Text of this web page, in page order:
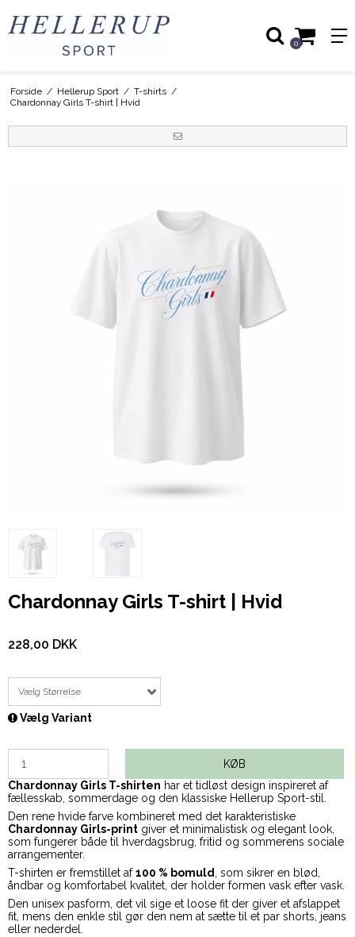
0
Forside / Hellerup Sport / T-shirts /
Chardonnay Girls T-shirt | Hvid
Chardonnay Girls T-shirt | Hvid
228,00 DKK
Vælg Størrelse
Vælg Variant
KØB
Chardonnay Girls T-shirten har et tidløst design inspireret af
fællesskab, sommerdage og den klassiske Hellerup Sport-stil.
Den rene hvide farve kombineret med det karakteristiske
Chardonnay Girls-print giver et minimalistisk og elegant look,
som fungerer både til hverdagsbrug, fritid og sommerens sociale
arrangementer.
T-shirten er fremstillet af100 % bomuld , som sikrer en blød,
åndbar og komfortabel kvalitet, der holder formen vask efter vask.
Den unisex pasform, det vil sige et loose fit der giver et afslappet
fit, mens den enkle stil gør den nem at sætte til et par shorts, jeans
eller nederdel.